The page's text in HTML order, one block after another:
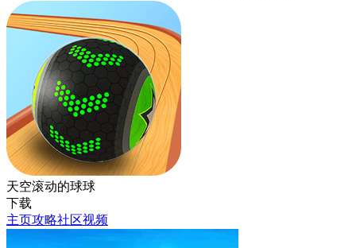
天空滚动的球球
下载
主页攻略社区视频